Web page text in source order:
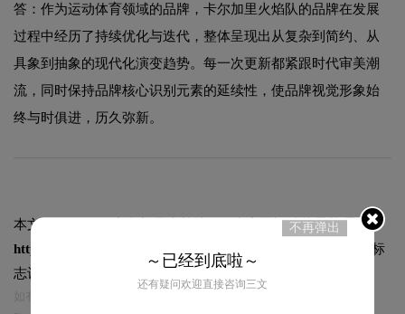
答：作为运动体育领域的品牌，卡尔加里火焰队的品牌在发展
过程中经历了持续优化与迭代，整体呈现出从复杂到简约、从
具象到抽象的现代化演变趋势。每一次更新都紧跟时代审美潮
流，同时保持品牌核心识别元素的延续性，使品牌视觉形象始
终与时俱进，历久弥新。
本文标题和链接
卡尔加里火焰队logo含义及运动队品牌理念:
https://logo9.net/works/13846.html转载时请注明出处为诗宸标
志设计及本链接!
不再弹出
～已经到底啦～
还有疑问欢迎直接咨询三文